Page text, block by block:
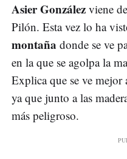
Asier González viene
Pilón. Esta vez lo ha
montaña donde se ve
en la que se agolpa la
Explica que se ve
ya que junto a las
más peligroso.